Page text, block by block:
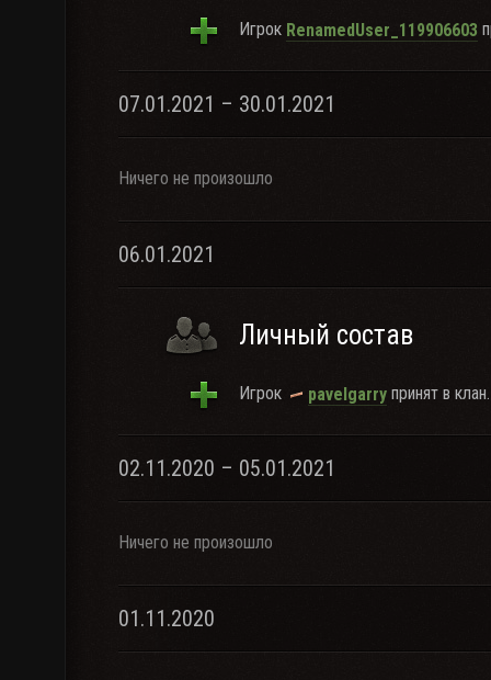
Игрок RenamedUser_119906603
07.01.2021 – 30.01.2021
Ничего не произошло
06.01.2021
Личный состав
Игрок pavelgarry принят в клан.
02.11.2020 – 05.01.2021
Ничего не произошло
01.11.2020